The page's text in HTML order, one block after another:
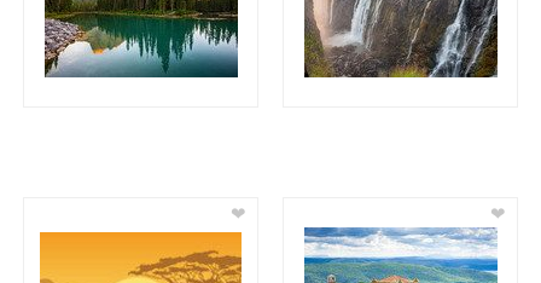
❤ ❤